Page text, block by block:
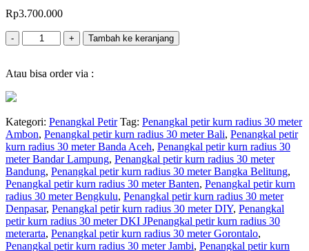
Rp3.700.000
- Jumlah + Tambah ke keranjang
Atau bisa order via :
Kategori: Penangkal Petir Tag: Penangkal petir kurn radius 30 meter
Ambon, Penangkal petir kurn radius 30 meter Bali, Penangkal petir
kurn radius 30 meter Banda Aceh, Penangkal petir kurn radius 30
meter Bandar Lampung, Penangkal petir kurn radius 30 meter
Bandung, Penangkal petir kurn radius 30 meter Bangka Belitung,
Penangkal petir kurn radius 30 meter Banten, Penangkal petir kurn
radius 30 meter Bengkulu, Penangkal petir kurn radius 30 meter
Denpasar, Penangkal petir kurn radius 30 meter DIY, Penangkal
petir kurn radius 30 meter DKI JPenangkal petir kurn radius 30
meterarta, Penangkal petir kurn radius 30 meter Gorontalo,
Penangkal petir kurn radius 30 meter Jambi, Penangkal petir kurn